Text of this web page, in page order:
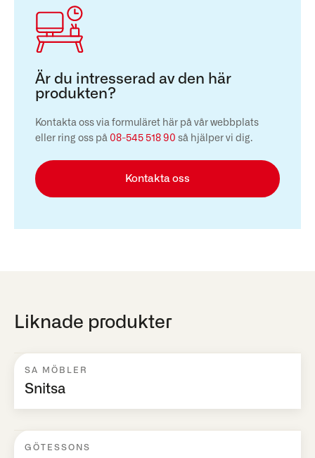
Är du intresserad av den här
produkten?
Kontakta oss via formuläret här på vår webbplats
eller ring oss på 08-545 518 90 så hjälper vi dig.
Kontakta oss
Liknade produkter
SA MÖBLER
Snitsa
GÖTESSONS